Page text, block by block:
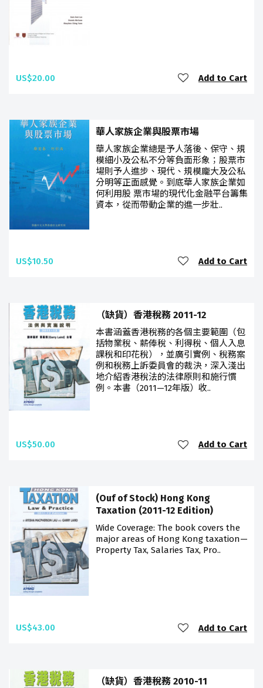
US$20.00 Add to Cart
華人家族企業與股票市場
華人家族企業總是予人落後、保守、規
模細小及公私不分等負面形象；股票市
場則予人進步、現代、規模龐大及公私
分明等正面感覺。到底華人家族企業如
何利用股 票市場的現代化金融平台籌集
資本，從而帶動企業的進一步壯..
US$10.50 Add to Cart
（缺貨）香港稅務 2011-12
本書涵蓋香港稅務的各個主要範圍（包
括物業稅、薪俸稅、利得稅、個人入息
課稅和印花稅），並廣引實例、稅務案
例和稅務上訴委員會的裁決，深入淺出
地介紹香港稅法的法律原則和施行慣
例。本書（2011—12年版）收..
US$50.00 Add to Cart
(Ouf of Stock) Hong Kong
Taxation (2011-12 Edition)
Wide Coverage: The book covers the
major areas of Hong Kong taxation—
Property Tax, Salaries Tax, Pro..
US$43.00 Add to Cart
（缺貨）香港稅務 2010-11